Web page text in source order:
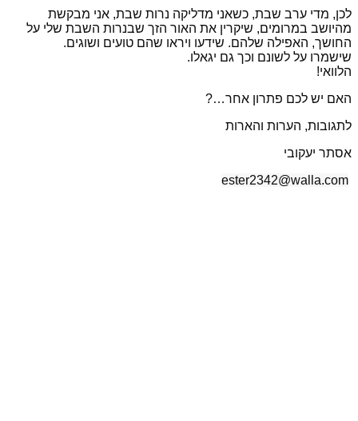
לכן, מדי ערב שבת, כשאני מדליקה נרות שבת, אני מבקשת
מהיושב במרומים, שיקרין את האור הזך שבנרות השבת שלי על
החושך, האפילה שלהם. שידעו ויראו שהם טועים ושוגים.
שישמרו על לשונם וכך גם יגאלו.
הלוואי!
האם יש לכם פתרון אחר…?
לתגובות, הערות והארות
אסתר יעקובי
ester2342@walla.com